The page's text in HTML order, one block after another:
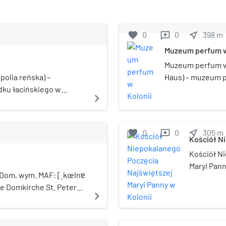
reńska) –
łacińskiego w
navigate_next
wym. MAF: [ˌkœlnɐ
Domkirche St. Peter
1313-1782
navigate_next
favorite 0 reviews 0 near_me 398 m
Muzeum perfum
Muzeum perfum
Haus) –
Dom jest
favorite 0 reviews 0 near_me 305 m
Kościół
Kościół
Maryi